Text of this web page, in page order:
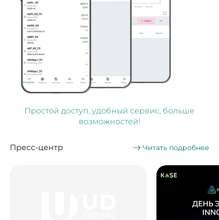
Простой доступ, удобный сервис, больше
возможностей!
Пресс-центр Читать подробнее